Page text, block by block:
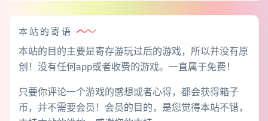
本站的寄语
本站的目的主要是寄存游玩过后的游戏，所以并没有原
创！没有任何app或者收费的游戏。一直属于免费！
只要你评论一个游戏的感想或者心得，都会获得箱子
币，并不需要会员！会员的目的，是您觉得本站不错，